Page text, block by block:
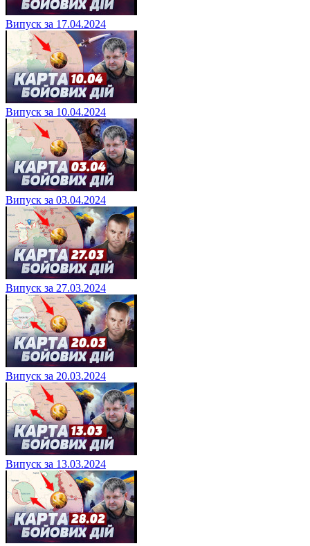
Випуск за 17.04.2024
Випуск за 10.04.2024
Випуск за 03.04.2024
Випуск за 27.03.2024
Випуск за 20.03.2024
Випуск за 13.03.2024